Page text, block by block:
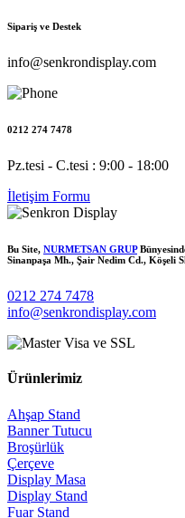
Sipariş ve Destek
info@senkrondisplay.com
0212 274 7478
Pz.tesi - C.tesi : 9:00 - 18:00
İletişim Formu
Bu Site, NURMETSAN GRUP
Sinanpaşa Mh., Şair Nedim Cd., Köşeli
0212 274 7478
info@senkrondisplay.com
Ürünlerimiz
Ahşap Stand
Banner Tutucu
Broşürlük
Çerçeve
Display Masa
Display Stand
Fuar Stand